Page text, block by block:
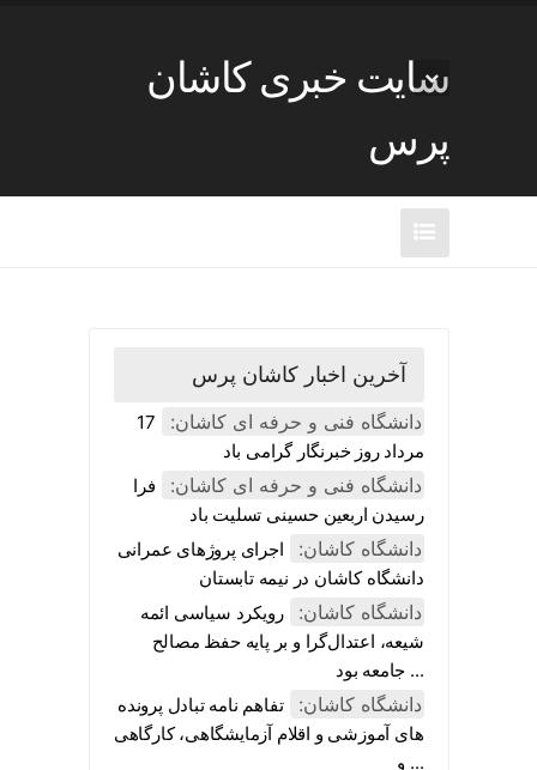
سایت خبری کاشان
پرس
آخرین اخبار کاشان پرس
دانشگاه فنی و حرفه ای کاشان:
17
مرداد روز خبرنگار گرامی باد
دانشگاه فنی و حرفه ای کاشان:
فرا
رسیدن اربعین حسینی تسلیت باد
دانشگاه کاشان:
اجرای پروژهای عمرانی
دانشگاه کاشان در نیمه تابستان
دانشگاه کاشان:
رویکرد سیاسی ائمه
شیعه، اعتدال‌گرا و بر پایه حفظ مصالح
جامعه بود ...
دانشگاه کاشان:
تفاهم نامه تبادل پرونده‌
های آموزشی و اقلام آزمایشگاهی، کارگاهی
و ...